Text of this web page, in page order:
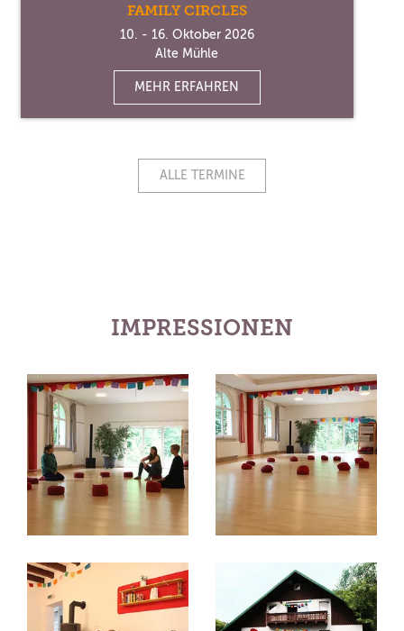
FAMILY CIRCLES
10. - 16. Oktober 2026
Alte Mühle
MEHR ERFAHREN
ALLE TERMINE
IMPRESSIONEN